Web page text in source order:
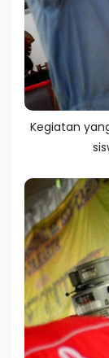
Kegiatan